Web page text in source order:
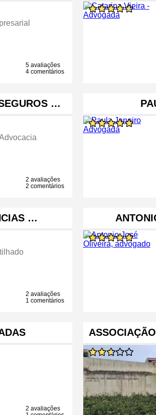
5 avaliações
4 comentários
…
2 avaliações
2 comentários
…
2 avaliações
1 comentários
2 avaliações